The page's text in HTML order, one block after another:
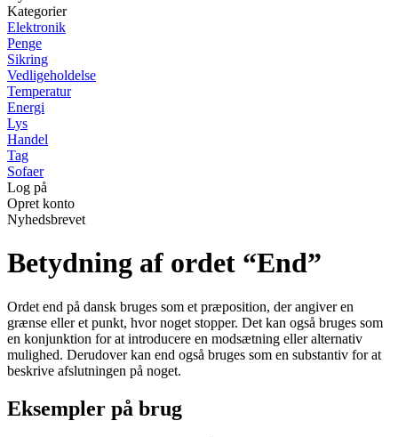
Kategorier
Elektronik
Penge
Sikring
Vedligeholdelse
Temperatur
Energi
Lys
Handel
Tag
Sofaer
Log på
Opret konto
Nyhedsbrevet
Betydning af ordet “End”
Ordet end på dansk bruges som et præposition, der angiver en
grænse eller et punkt, hvor noget stopper. Det kan også bruges som
en konjunktion for at introducere en modsætning eller alternativ
mulighed. Derudover kan end også bruges som en substantiv for at
beskrive afslutningen på noget.
Eksempler på brug